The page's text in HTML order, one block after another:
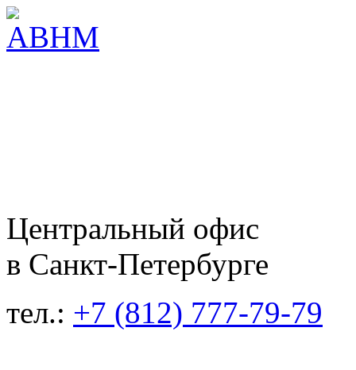
Центральный офис
в Санкт-Петербурге
тел.: +7 (812) 777-79-79